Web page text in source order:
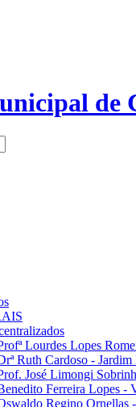
de
Lourdes Lopes
Ruth Cardoso - Jardim
José Limongi
Ferreira Lopes -
Regino Ornellas